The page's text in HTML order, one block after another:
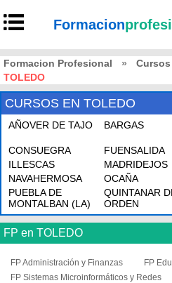
Formacion
Formacion Profesional » Cursos
TOLEDO
CURSOS EN TOLEDO
AÑOVER DE TAJO BARGAS
CONSUEGRA
FUENSALIDA
ILLESCAS
MADRIDEJOS
NAVAHERMOSA
OCAÑA
PUEBLA DE
MONTALBAN (LA)
QUINTANAR
ORDEN
FP en TOLEDO
FP Administración y Finanzas
FP
FP Sistemas Microinformáticos y Redes